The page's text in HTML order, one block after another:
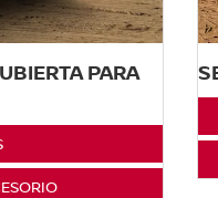
PARA